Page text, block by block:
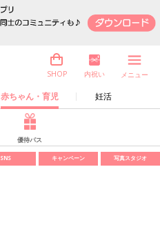
赤ちゃん・育児 妊活
SHOP 内祝い メニュー
優待パス
SNS キャンペーン 写真スタジオ